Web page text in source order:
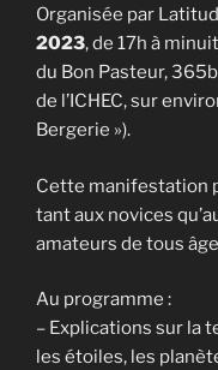
Organisée par
2023, de 17h à
du Bon Pasteur,
de l’ICHEC, sur
Bergerie »).
Cette manifestation
tant aux novices
amateurs de tous
Au programme :
– Explications sur la
les étoiles, les